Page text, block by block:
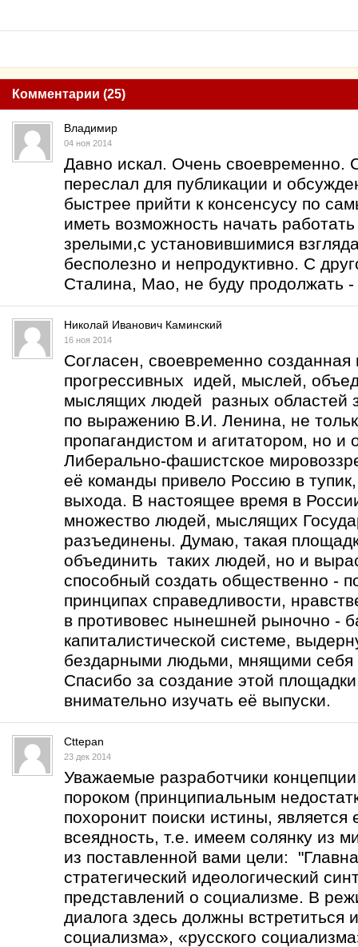
Комментарии (25)
Владимир
04 ноя 2014
Давно искал. Очень своевременно.
переслал для публикации и
быстрее прийти к консенсусу по
иметь возможность начать
зрелыми,с установившимися
бесполезно и непродуктивно. С
Сталина, Мао, не буду продолжать -
Николай Иванович Каминский
16 ноя 2014
Согласен, своевременно
прогрессивных идей, мыслей,
мыслящих людей разных областей
по выражению В.И. Ленина, не
пропагандистом и агитатором, но и
Либерально-фашистское
её команды привело Россию в
выхода. В настоящее время в
множество людей, мыслящих
разъединены. Думаю, такая
объединить таких людей, но и
способный создать общественно -
принципах справедливости,
в противовес нынешней рыночно -
капиталистической системе,
бездарными людьми, мнящими себя
Спасибо за создание этой
внимательно изучать её выпуски.
Cttepan
23 дек 2014
Уважаемые разработчики
пороком (принципиальным
похоронит поиски истины,
всеядность, т.е. имеем солянку из
из поставленной вами цели:
стратегический идеологический
представлений о социализме. В
диалога здесь должны встретиться
социализма», «русского